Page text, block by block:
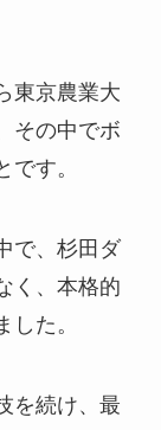
東京農業大
その中でボ
す。
で、杉田ダ
く、本格的
た。
を続け、最